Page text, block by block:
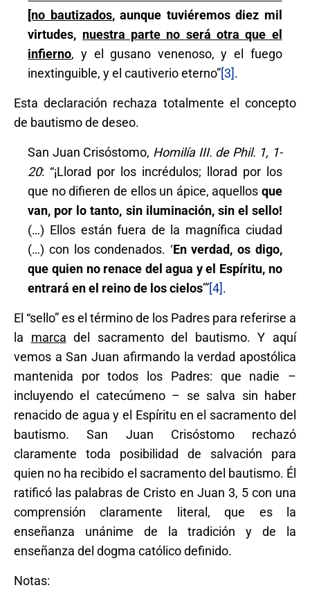
[no bautizados, aunque tuviéremos diez mil
virtudes, nuestra parte no será otra que el
infierno, y el gusano venenoso, y el fuego
inextinguible, y el cautiverio eterno”[3].
Esta declaración rechaza totalmente el concepto
de bautismo de deseo.
San Juan Crisóstomo, Homilía III. de Phil. 1, 1-
20: “¡Llorad por los incrédulos; llorad por los
que no difieren de ellos un ápice, aquellos que
van, por lo tanto, sin iluminación, sin el sello!
(…) Ellos están fuera de la magnífica ciudad
(…) con los condenados. ‘En verdad, os digo,
que quien no renace del agua y el Espíritu, no
entrará en el reino de los cielos’”[4].
El “sello” es el término de los Padres para referirse a
la marca del sacramento del bautismo. Y aquí
vemos a San Juan afirmando la verdad apostólica
mantenida por todos los Padres: que nadie –
incluyendo el catecúmeno – se salva sin haber
renacido de agua y el Espíritu en el sacramento del
bautismo. San Juan Crisóstomo rechazó
claramente toda posibilidad de salvación para
quien no ha recibido el sacramento del bautismo. Él
ratificó las palabras de Cristo en Juan 3, 5 con una
comprensión claramente literal, que es la
enseñanza unánime de la tradición y de la
enseñanza del dogma católico definido.
Notas: